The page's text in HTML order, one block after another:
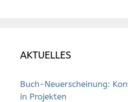
AKTUELLES
Buch-Neuerscheinung:
in Projekten